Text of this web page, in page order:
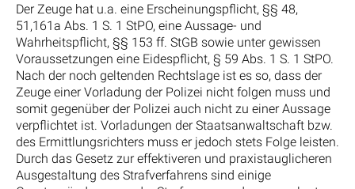
Der Zeuge hat u.a. eine Erscheinungspflicht, §§ 48,
51,161a Abs. 1 S. 1 StPO, eine Aussage- und
Wahrheitspflicht, §§ 153 ff. StGB sowie unter gewissen
Voraussetzungen eine Eidespflicht, § 59 Abs. 1 S. 1 StPO.
Nach der noch geltenden Rechtslage ist es so, dass der
Zeuge einer Vorladung der Polizei nicht folgen muss und
somit gegenüber der Polizei auch nicht zu einer Aussage
verpflichtet ist. Vorladungen der Staatsanwaltschaft bzw.
des Ermittlungsrichters muss er jedoch stets Folge leisten.
Durch das Gesetz zur effektiveren und praxistauglicheren
Ausgestaltung des Strafverfahrens sind einige